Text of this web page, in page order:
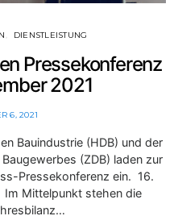
DIENSTLEISTUNG
Pressekonferenz
2021
6, 2021
Bauindustrie (HDB) und der
(ZDB) laden zur
Pressekonferenz ein. 16.
Im Mittelpunkt stehen die